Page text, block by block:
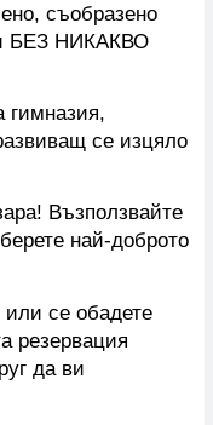
съобразено
БЕЗ НИКАКВО
гимназия,
се изцяло
Възползвайте
най-доброто
се обадете
резервация
да ви